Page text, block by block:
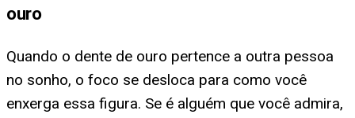
ouro
Quando o dente de ouro pertence a outra pessoa
no sonho, o foco se desloca para como você
enxerga essa figura. Se é alguém que você admira,